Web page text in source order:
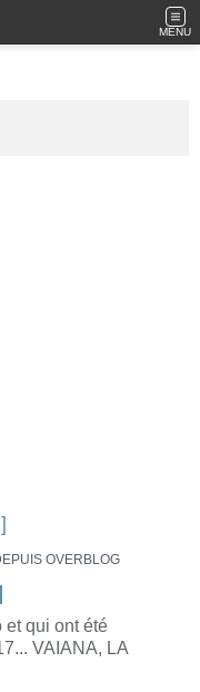
MENU
OVERBLOG
et qui ont été
VAIANA, LA